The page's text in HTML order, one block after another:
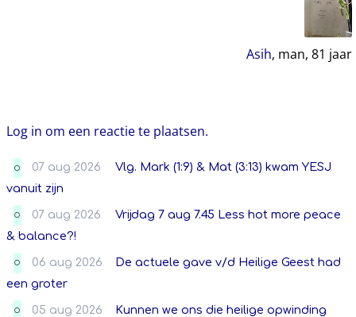
Asih, man, 81 jaar
Log in om een reactie te plaatsen.
O 07 aug 2026
Vlg. Mark (1:9) & Mat (3:13) kwam YESJ
vanuit zijn
O 07 aug 2026
Vrijdag 7 aug 7.45 Less hot more peace
& balance?!
O 06 aug 2026
De actuele gave v/d Heilige Geest had
een groter
O 05 aug 2026
Kunnen we ons die heilige opwinding